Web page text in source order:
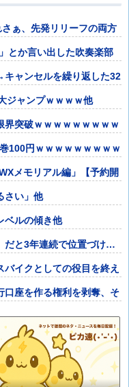
ぁ、先発リリーフの両方
とか言い出した吹奏楽部
キャンセルを繰り返した32
ジャンプｗｗｗｗ他
突破ｗｗｗｗｗｗｗｗｗ
100円ｗｗｗｗｗｗｗｗｗ
メモリアル編」【予約開
さい」他
ベルの傾き他
だと3年連続で位置づけ…
イクとしての役目を終え
口座を作る権利を剥奪、そ